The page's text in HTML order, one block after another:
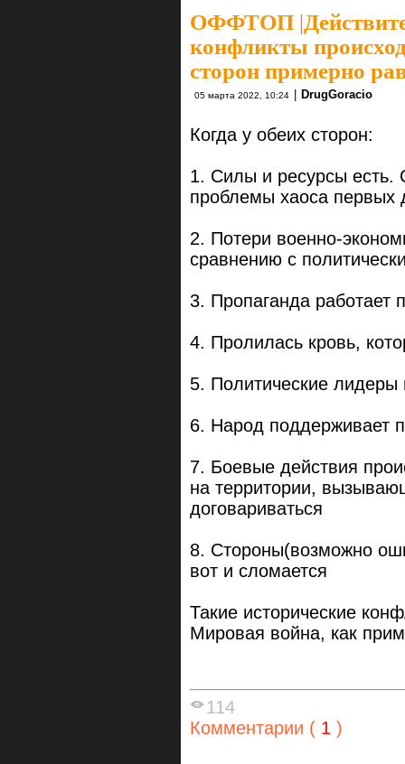
ОФФТОП |
конфликты
сторон примерно
05 марта 2022, 10:24 | DrugGoracio
Когда у обеих сторон:
1. Силы и ресурсы есть.
проблемы хаоса первых
2. Потери военно-
сравнению с
3. Пропаганда работает
4. Пролилась кровь,
5. Политические лидеры
6. Народ поддерживает
7. Боевые действия
на территории,
договариваться
8. Стороны(возможно
вот и сломается
Такие исторические
Мировая война, как
114
Комментарии ( 1 )